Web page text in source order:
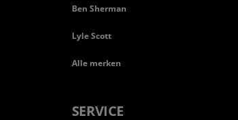
Ben Sherman
Lyle Scott
Alle merken
SERVICE